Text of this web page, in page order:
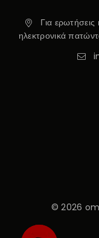
Για ερωτήσεις
ηλεκτρονικά
© 2026